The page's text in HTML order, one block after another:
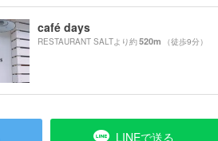
café days
RESTAURANT SALTより約520m （徒歩9分）
LINEで送る